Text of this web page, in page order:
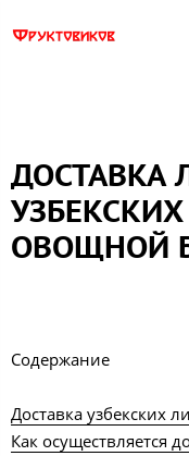
ДОСТАВКА
ОВОЩНОЙ
Содержание
Доставка узбекских
Как осуществляется